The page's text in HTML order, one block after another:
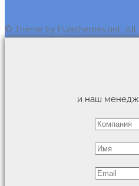
© Theme by Purethemes.net. All
и наш